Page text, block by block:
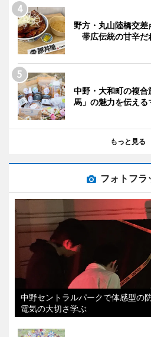
野方・丸山陸橋交差
帯広伝統の甘辛だ
中野・大和町の複
馬」の魅力を伝える
もっと見る
フォトフラ
中野セントラルパークで体感型の
電気の大切さ学ぶ